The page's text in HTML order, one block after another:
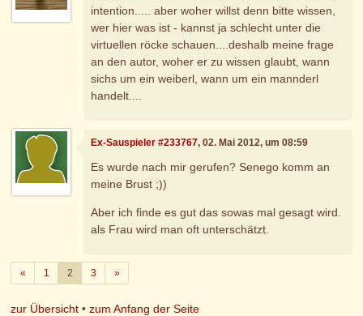
intention..... aber woher willst denn bitte wissen,
wer hier was ist - kannst ja schlecht unter die
virtuellen röcke schauen....deshalb meine frage
an den autor, woher er zu wissen glaubt, wann
sichs um ein weiberl, wann um ein mannderl
handelt....
Ex-Sauspieler #233767, 02. Mai 2012, um 08:59
Es wurde nach mir gerufen? Senego komm an
meine Brust ;))
Aber ich finde es gut das sowas mal gesagt wird.
als Frau wird man oft unterschätzt.
«Zurück
1 2 3 »Weiter
zur Übersicht •zum Anfang der Seite